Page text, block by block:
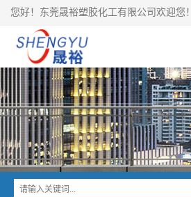
您好！东莞晟裕塑胶化工有限公司欢迎您！